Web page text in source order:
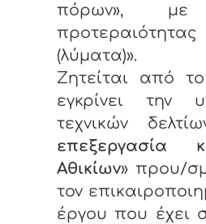
πόρων», με
(λύματα)».
Ζητείται από
εγκρίνει την
τεχνικών
επεξεργασία
Αθικίων» πρου/
τον
έργου που έχει